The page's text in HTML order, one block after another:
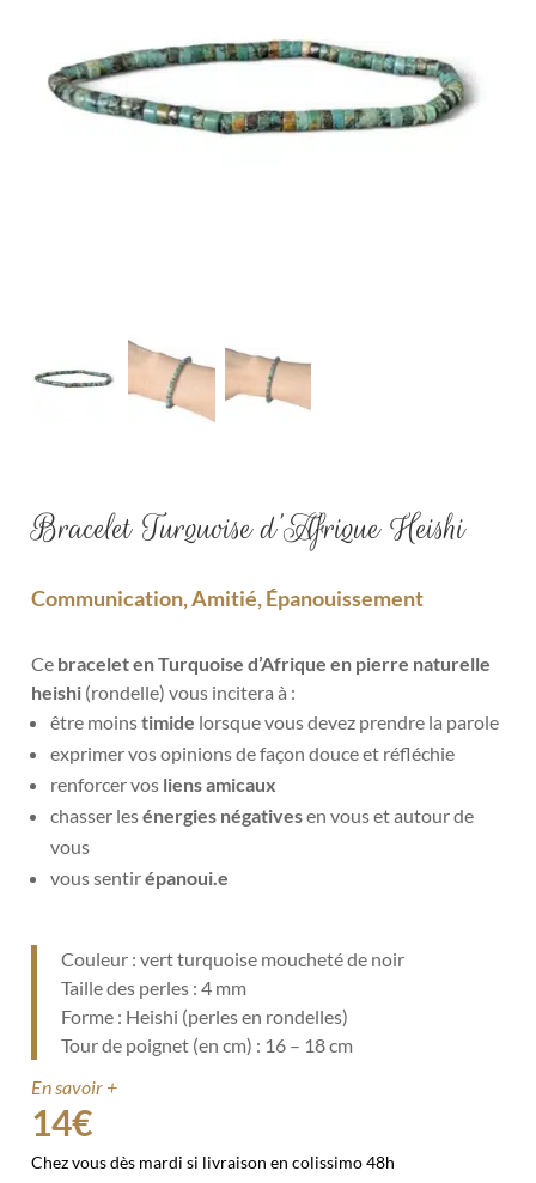
Bracelet Turquoise d’Afrique Heishi
Communication, Amitié, Épanouissement
Ce bracelet en Turquoise d’Afrique en pierre naturelle
heishi (rondelle) vous incitera à :
être moinstimide lorsque vous devez prendre la parole
exprimer vos opinions de façon douce et réfléchie
renforcer vos liens amicaux
chasser lesénergies négativesen vous et autour de
vous
vous sentirépanoui.e
Couleur : vert turquoise moucheté de noir
Taille des perles : 4 mm
Forme : Heishi (perles en rondelles)
Tour de poignet (en cm) : 16 – 18 cm
En savoir +
14€
Chez vous dès mardi si livraison en colissimo 48h